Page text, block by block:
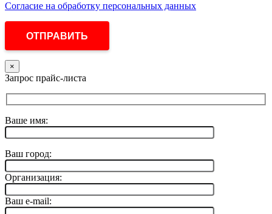
Согласие на обработку персональных данных
×
Запрос прайс-листа
Ваше имя:
Ваш город:
Организация:
Ваш e-mail: